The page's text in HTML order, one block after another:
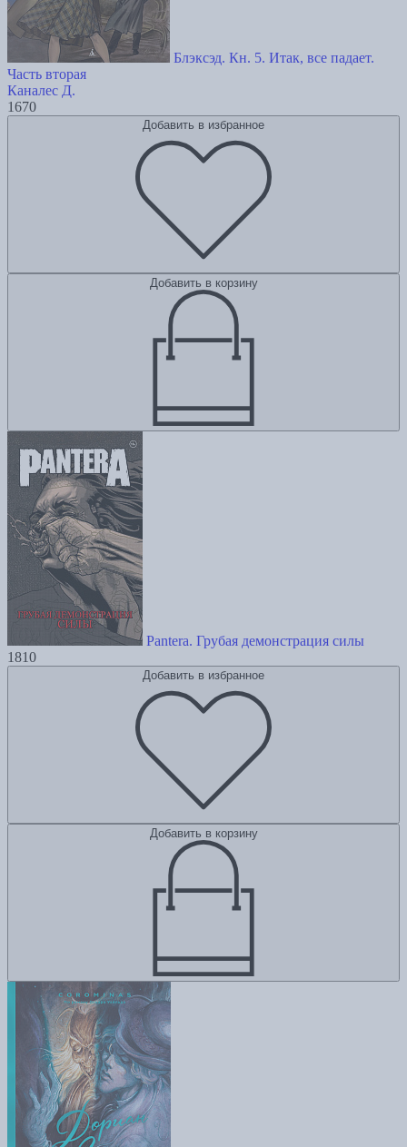
Блэксэд. Кн. 5. Итак, все падает.
Часть вторая
Каналес Д.
1670
Добавить в избранное
Добавить в корзину
Pantera. Грубая демонстрация силы
1810
Добавить в избранное
Добавить в корзину